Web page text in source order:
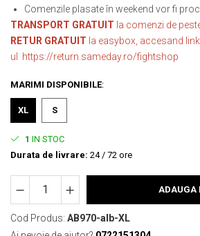
Comenzile plasate în weekend vor fi
TRANSPORT GRATUIT la comenzi de
RETUR GRATUIT la easybox, accesand
ul https://return.sameday.ro/fightshop
MARIMI DISPONIBILE:
XL S
1 IN STOC
Durata de livrare: 24 / 72 ore
ADAUGA
Cod Produs: AB970-alb-XL